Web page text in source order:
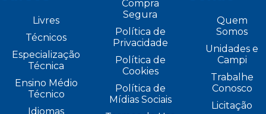
Livres
Técnicos
Especialização
Técnica
Ensino Médio
Técnico
Idiomas
Compra
Segura
Política de
Privacidade
Política de
Cookies
Política de
Mídias Sociais
Quem
Somos
Unidades e
Campi
Trabalhe
Conosco
Licitação